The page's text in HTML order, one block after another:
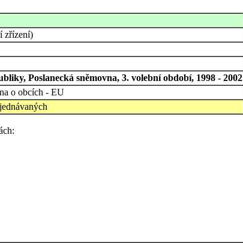
zřízení)
Poslanecká sněmovna, 3. volební období, 1998 - 2002
o obcích - EU